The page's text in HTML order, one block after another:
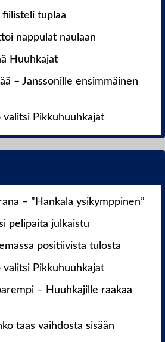
fiilisteli tuplaa
nappulat naulaan
Huuhkajat
– Janssonille ensimmäinen
valitsi Pikkuhuuhkajat
– ”Hankala ysikymppinen”
pelipaita julkaistu
positiivista tulosta
valitsi Pikkuhuuhkajat
– Huuhkajille raakaa
taas vaihdosta sisään